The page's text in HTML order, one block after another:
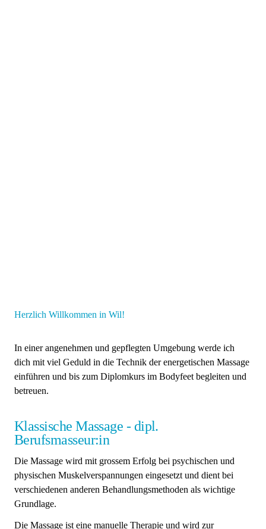
Herzlich Willkommen in Wil!
In einer angenehmen und gepflegten Umgebung werde ich
dich mit viel Geduld in die Technik der energetischen Massage
einführen und bis zum Diplomkurs im Bodyfeet begleiten und
betreuen.
Klassische Massage - dipl.
Berufsmasseur:in
Die Massage wird mit grossem Erfolg bei psychischen und
physischen Muskelverspannungen eingesetzt und dient bei
verschiedenen anderen Behandlungsmethoden als wichtige
Grundlage.
Die Massage ist eine manuelle Therapie und wird zur